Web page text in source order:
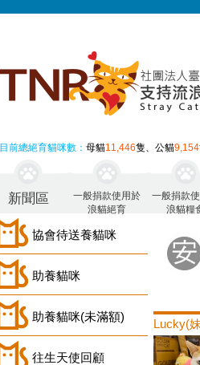
目前總絕育貓咪數： 母貓11,446隻、公貓9,154
新聞區
一般捐款使用於
浪貓絕育
一般捐款
浪貓糧
協會待送養貓咪
助養貓咪
助養貓咪(未滿額)
往生天使回顧
Lucky(